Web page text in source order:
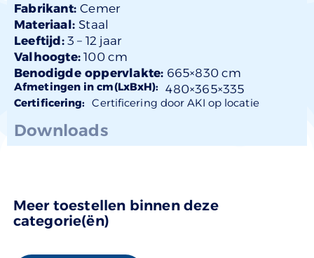
Fabrikant:Cemer
Materiaal:Staal
Leeftijd:3 – 12 jaar
Valhoogte: 100 cm
Benodigde oppervlakte: 665×830 cm
Afmetingen in cm(LxBxH): 480×365×335
Certificering: Certificering door AKI op locatie
Downloads
Meer toestellen binnen deze
categorie(ën)